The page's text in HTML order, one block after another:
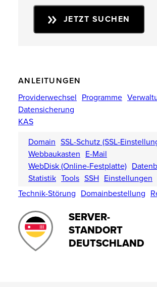
JETZT SUCHEN
ANLEITUNGEN
Providerwechsel Programme
Datensicherung
KAS
Domain SSL-Schutz (SSL-
Webbaukasten E-Mail
WebDisk (Online-Festplatte)
Statistik Tools SSH Einstellungen
Technik-Störung Domainbestellung
SERVER-
STANDORT
DEUTSCHLAND